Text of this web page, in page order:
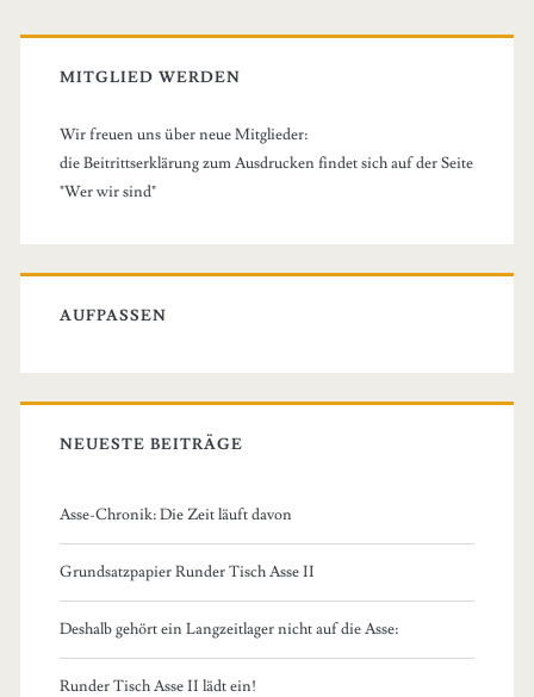
MITGLIED WERDEN
Wir freuen uns über neue Mitglieder:
die Beitrittserklärung zum Ausdrucken findet sich auf der Seite
"Wer wir sind"
AUFPASSEN
NEUESTE BEITRÄGE
Asse-Chronik: Die Zeit läuft davon
Grundsatzpapier Runder Tisch Asse II
Deshalb gehört ein Langzeitlager nicht auf die Asse:
Runder Tisch Asse II lädt ein!